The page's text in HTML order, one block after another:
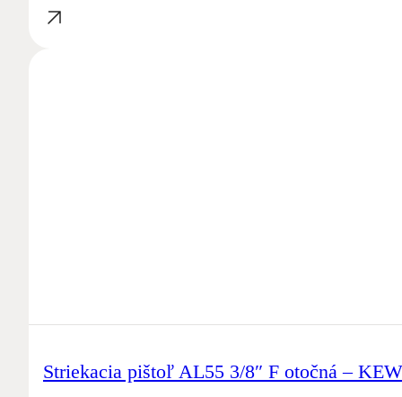
Striekacia pištoľ AL55 3/8″ F otočná – KEW